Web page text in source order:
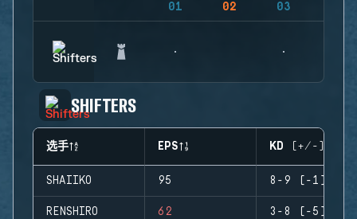
01 02 03
SHIFTERS
选手 EPS KD (+/-)
SHAIIKO 95 8-9 (-1)
RENSHIRO 62 3-8 (-5)